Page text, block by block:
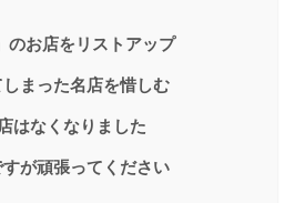
のお店をリストアップ
まった名店を惜しむ
はなくなりました
が頑張ってください